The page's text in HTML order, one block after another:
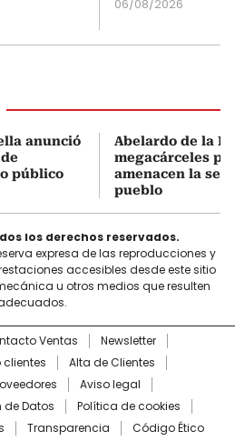
06/08/2026
anunció
público
Abelardo de la
megacárceles
amenacen la
pueblo
los derechos reservados.
expresa de las reproducciones y
accesibles desde este sitio
u otros medios que resulten
Ventas
Newsletter
clientes
Alta de Clientes
Aviso legal
de Datos
Política de cookies
Transparencia Código Ético